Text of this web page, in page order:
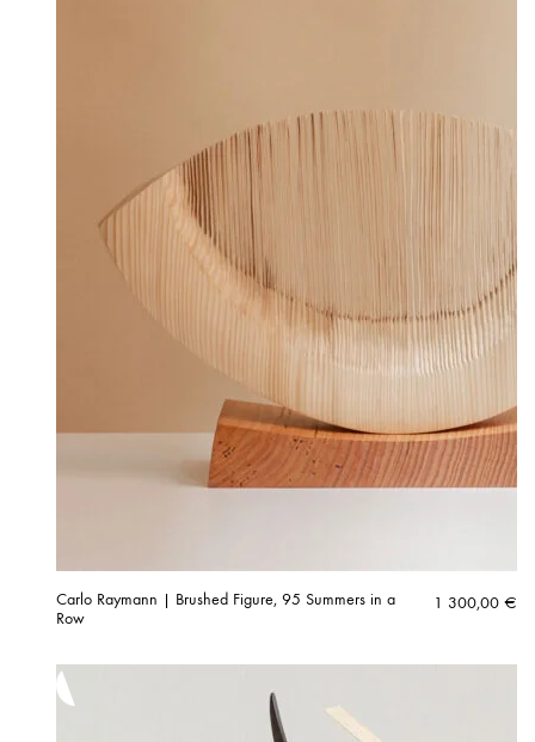
Carlo Raymann | Brushed Figure, 95 Summers in a
Row
1 300,00 €